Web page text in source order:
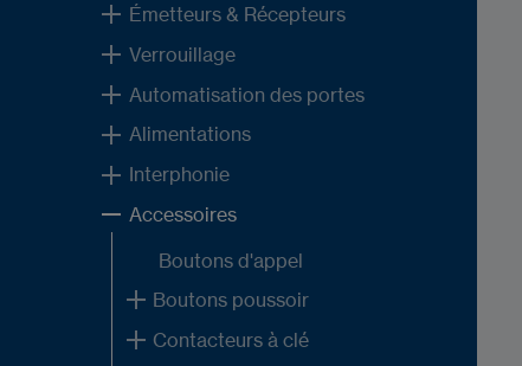
Émetteurs & Récepteurs
Verrouillage
Automatisation des portes
Alimentations
Interphonie
Accessoires
Boutons d'appel
Boutons poussoir
Contacteurs à clé